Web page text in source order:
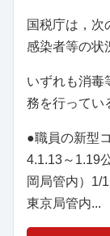
国税庁は，次
感染者等の状
いずれも消毒
務を行ってい
●職員の新型
4.1.13～1.19
岡局管内）1/
東京局管内...